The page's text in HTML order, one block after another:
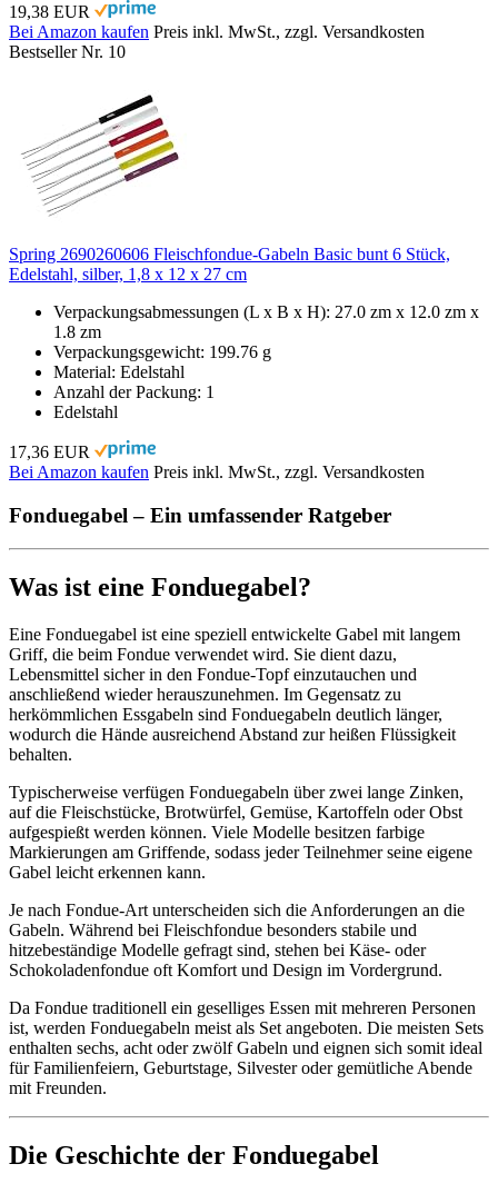
19,38 EUR
Bei Amazon kaufen Preis inkl. MwSt., zzgl. Versandkosten
Bestseller Nr. 10
Spring 2690260606 Fleischfondue-Gabeln Basic bunt 6 Stück,
Edelstahl, silber, 1,8 x 12 x 27 cm
Verpackungsabmessungen (L x B x H): 27.0 zm x 12.0 zm x
1.8 zm
Verpackungsgewicht: 199.76 g
Material: Edelstahl
Anzahl der Packung: 1
Edelstahl
17,36 EUR
Bei Amazon kaufen Preis inkl. MwSt., zzgl. Versandkosten
Fonduegabel – Ein umfassender Ratgeber
Was ist eine Fonduegabel?
Eine Fonduegabel ist eine speziell entwickelte Gabel mit langem
Griff, die beim Fondue verwendet wird. Sie dient dazu,
Lebensmittel sicher in den Fondue-Topf einzutauchen und
anschließend wieder herauszunehmen. Im Gegensatz zu
herkömmlichen Essgabeln sind Fonduegabeln deutlich länger,
wodurch die Hände ausreichend Abstand zur heißen Flüssigkeit
behalten.
Typischerweise verfügen Fonduegabeln über zwei lange Zinken,
auf die Fleischstücke, Brotwürfel, Gemüse, Kartoffeln oder Obst
aufgespießt werden können. Viele Modelle besitzen farbige
Markierungen am Griffende, sodass jeder Teilnehmer seine eigene
Gabel leicht erkennen kann.
Je nach Fondue-Art unterscheiden sich die Anforderungen an die
Gabeln. Während bei Fleischfondue besonders stabile und
hitzebeständige Modelle gefragt sind, stehen bei Käse- oder
Schokoladenfondue oft Komfort und Design im Vordergrund.
Da Fondue traditionell ein geselliges Essen mit mehreren Personen
ist, werden Fonduegabeln meist als Set angeboten. Die meisten Sets
enthalten sechs, acht oder zwölf Gabeln und eignen sich somit ideal
für Familienfeiern, Geburtstage, Silvester oder gemütliche Abende
mit Freunden.
Die Geschichte der Fonduegabel